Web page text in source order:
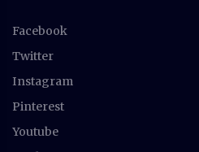
Facebook
Twitter
Instagram
Pinterest
Youtube